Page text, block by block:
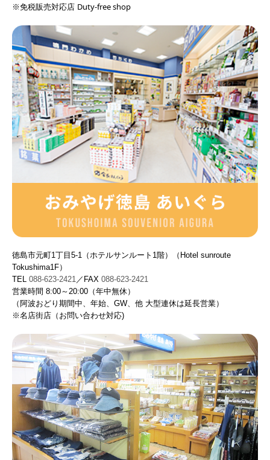
※免税販売対応店 Duty-free shop
徳島市元町1丁目5-1（ホテルサンルート1階）（Hotel sunroute
Tokushima1F）
TEL 088-623-2421／FAX 088-623-2421
営業時間 8:00～20:00 （年中無休）
（阿波おどり期間中、年始、GW、他 大型連休は延長営業）
※名店街店（お問い合わせ対応)